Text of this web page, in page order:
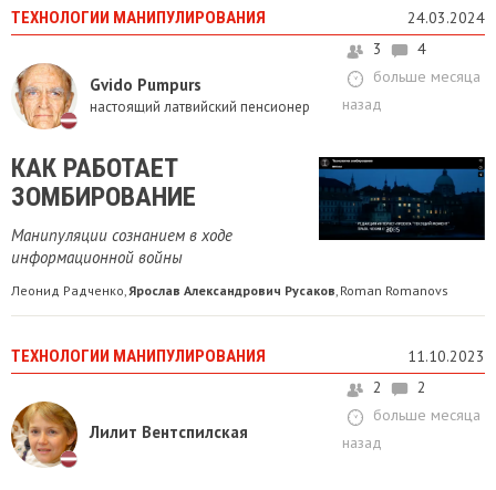
ТЕХНОЛОГИИ МАНИПУЛИРОВАНИЯ 24.03.2024
Gvido Pumpurs
настоящий латвийский пенсионер
3
4
больше месяца
назад
КАК РАБОТАЕТ
ЗОМБИРОВАНИЕ
Манипуляции сознанием в ходе
информационной войны
Леонид Радченко,Ярослав Александрович Русаков, Roman Romanovs
ТЕХНОЛОГИИ МАНИПУЛИРОВАНИЯ 11.10.2023
Лилит Вентспилская
2
2
больше месяца
назад